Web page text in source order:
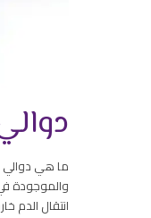
ما هي دوالي
والموجودة
انتقال الدم